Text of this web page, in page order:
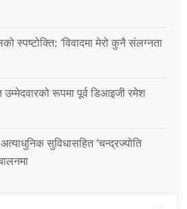
स्पष्टोक्ति: ‘विवादमा मेरो कुनै संलग्नता
उम्मेदवारको रूपमा पूर्व डिआइजी रमेश
सुविधासहित ‘चन्द्रज्योति